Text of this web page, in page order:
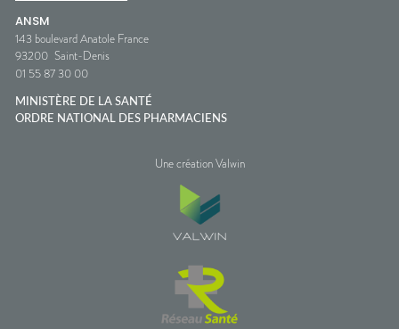
ANSM
143 boulevard Anatole France
93200 Saint-Denis
01 55 87 30 00
MINISTÈRE DE LA SANTÉ
ORDRE NATIONAL DES PHARMACIENS
Une création Valwin